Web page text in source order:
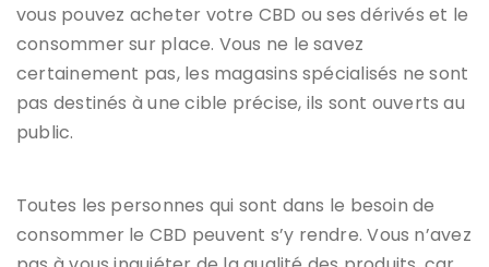
vous pouvez acheter votre CBD ou ses dérivés et le
consommer sur place. Vous ne le savez
certainement pas, les magasins spécialisés ne sont
pas destinés à une cible précise, ils sont ouverts au
public.
Toutes les personnes qui sont dans le besoin de
consommer le CBD peuvent s’y rendre. Vous n’avez